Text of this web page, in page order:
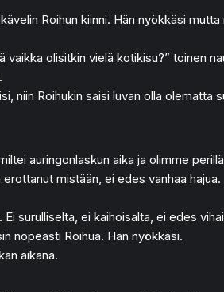
Roihun kiinni. Hän nyökkäsi mutta
olisitkin vielä kotikisu?” toinen
niin Roihukin saisi luvan olla olematta
auringonlaskun aika ja olimme
mistään, ei edes vanhaa hajua.
surulliselta, ei kaihoisalta, ei edes
nopeasti Roihua. Hän nyökkäsi.
aikana.